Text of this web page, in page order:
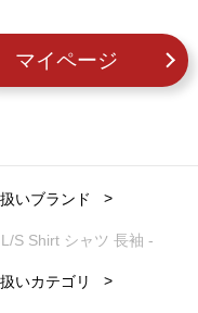
マイページ
いブランド
S Shirt シャツ 長袖 -
いカテゴリ